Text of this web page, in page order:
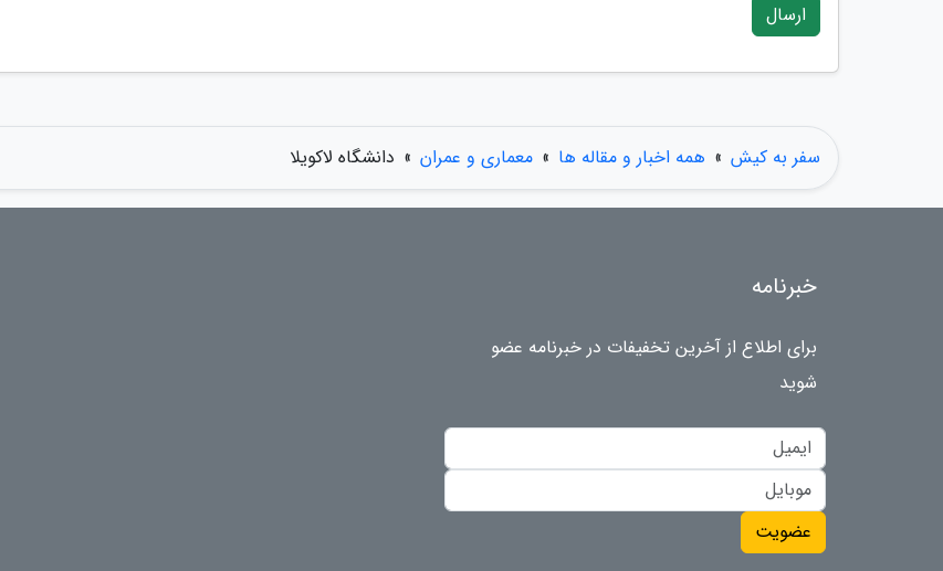
ارسال
سفر به کیش » همه اخبار و مقاله ها » معماری و عمران » دانشگاه لاکویلا
خبرنامه
برای اطلاع از آخرین تخفیفات در خبرنامه عضو
شوید
عضویت